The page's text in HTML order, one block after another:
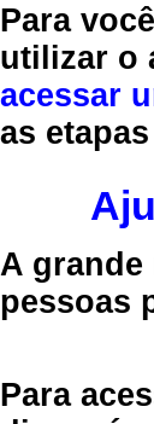
Para
utilizar o
acessar
as
A grande
pessoas
Para